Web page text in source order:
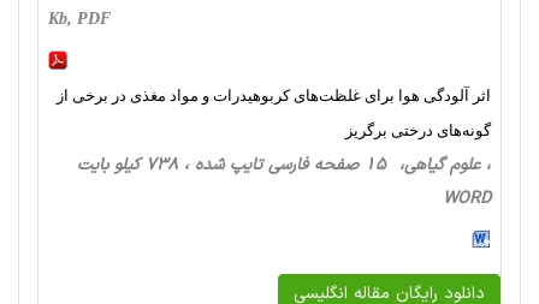
Kb, PDF
اثر آلودگی هوا برای غلظت‌های کربوهیدرات و مواد مغذی در برخی از
گونه‌های درختی برگریز
، علوم گیاهی، 15 صفحه فارسی تایپ شده ، 738 کیلو بایت
WORD
دانلود رایگان مقاله انگلیسی